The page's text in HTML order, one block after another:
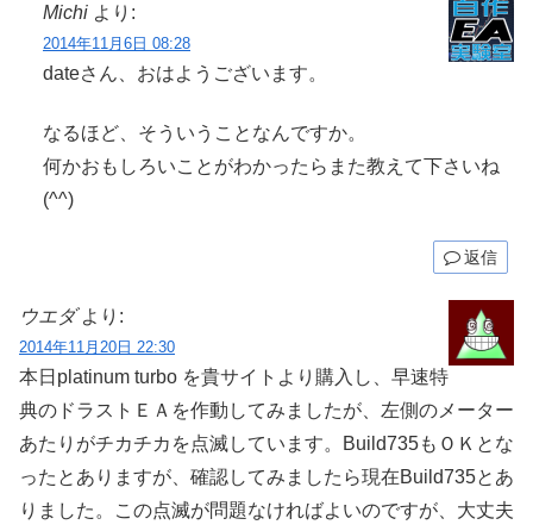
Michi より:
2014年11月6日 08:28
dateさん、おはようございます。
なるほど、そういうことなんですか。
何かおもしろいことがわかったらまた教えて下さいね
(^^)
返信
ウエダ より:
2014年11月20日 22:30
本日platinum turbo を貴サイトより購入し、早速特
典のドラストＥＡを作動してみましたが、左側のメーター
あたりがチカチカを点滅しています。Build735もＯＫとな
ったとありますが、確認してみましたら現在Build735とあ
りました。この点滅が問題なければよいのですが、大丈夫